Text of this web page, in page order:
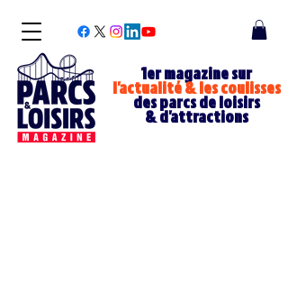
1er magazine sur
l'actualité & les coulisses
des parcs de loisirs
& d'attractions